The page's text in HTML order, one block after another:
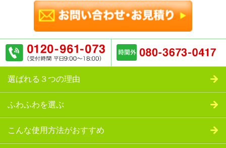
選ばれる３つの理由
ふわふわを選ぶ
こんな使用方法がおすすめ